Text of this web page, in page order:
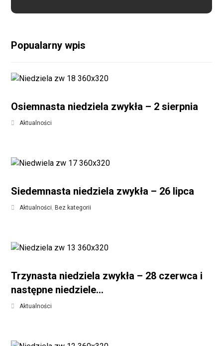
Popualarny wpis
Osiemnasta niedziela zwykła – 2 sierpnia
Aktualności
Siedemnasta niedziela zwykła – 26 lipca
Aktualności, Bez kategorii
Trzynasta niedziela zwykła – 28 czerwca i
następne niedziele…
Aktualności